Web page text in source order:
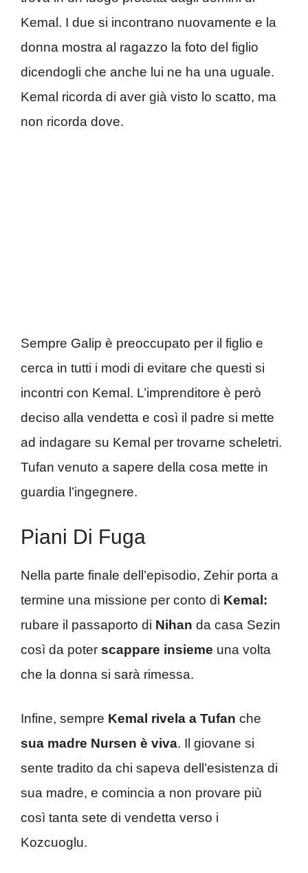
Kemal. I due si incontrano nuovamente e la
donna mostra al ragazzo la foto del figlio
dicendogli che anche lui ne ha una uguale.
Kemal ricorda di aver già visto lo scatto, ma
non ricorda dove.
Sempre Galip è preoccupato per il figlio e
cerca in tutti i modi di evitare che questi si
incontri con Kemal. L’imprenditore è però
deciso alla vendetta e così il padre si mette
ad indagare su Kemal per trovarne scheletri.
Tufan venuto a sapere della cosa mette in
guardia l’ingegnere.
Piani Di Fuga
Nella parte finale dell’episodio, Zehir porta a
termine una missione per conto di Kemal:
rubare il passaporto di Nihan da casa Sezin
così da poter scappare insieme una volta
che la donna si sarà rimessa.
Infine, sempre Kemal rivela a Tufan che
sua madre Nursen è viva. Il giovane si
sente tradito da chi sapeva dell’esistenza di
sua madre, e comincia a non provare più
così tanta sete di vendetta verso i
Kozcuoglu.